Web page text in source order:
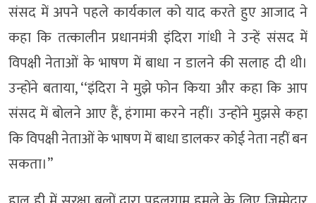
संसद में अपने पहले कार्यकाल को याद करते हुए आजाद ने
कहा कि तत्कालीन प्रधानमंत्री इंदिरा गांधी ने उन्हें संसद में
विपक्षी नेताओं के भाषण में बाधा न डालने की सलाह दी थी।
उन्होंने बताया, ‘‘इंदिरा ने मुझे फोन किया और कहा कि आप
संसद में बोलने आए हैं, हंगामा करने नहीं। उन्होंने मुझसे कहा
कि विपक्षी नेताओं के भाषण में बाधा डालकर कोई नेता नहीं बन
सकता।’’